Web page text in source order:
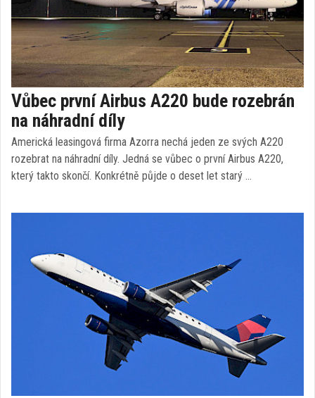
Vůbec první Airbus A220 bude rozebrán
na náhradní díly
Americká leasingová firma Azorra nechá jeden ze svých A220
rozebrat na náhradní díly. Jedná se vůbec o první Airbus A220,
který takto skončí. Konkrétně půjde o deset let starý …